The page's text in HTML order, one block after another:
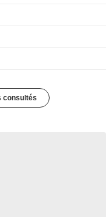
consultés